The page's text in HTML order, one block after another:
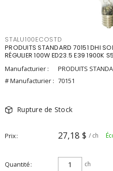
STALU100ECOSTD
PRODUITS STANDARD 70151 DHI
RÉGULIER 100W ED23.5 E39 1900K
Manufacturier :
PRODUITS
# Manufacturier : 70151
Rupture de Stock
Prix 27,18 $ / ch
Quantité ch